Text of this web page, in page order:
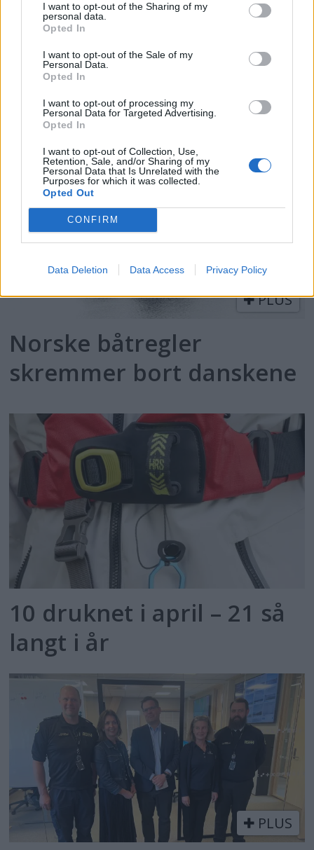
I want to opt-out of the Sharing of my
personal data.
Opted In
I want to opt-out of the Sale of my
Personal Data.
Opted In
I want to opt-out of processing my
Personal Data for Targeted Advertising.
Opted In
I want to opt-out of Collection, Use,
Retention, Sale, and/or Sharing of my
Personal Data that Is Unrelated with the
Purposes for which it was collected.
Opted Out
CONFIRM
Data Deletion Data Access Privacy Policy
Ekte redningsaksjoner på
PLUS
Norske båtregler
skremmer bort danskene
10 druknet i april – 21 så
langt i år
PLUS